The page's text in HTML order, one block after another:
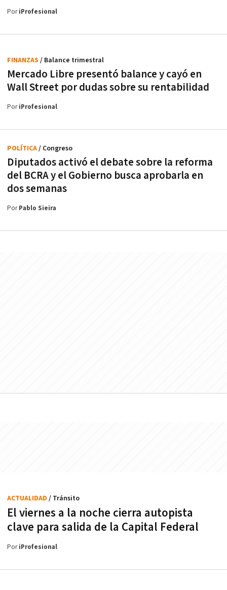
PoriProfesional
Mercado Libre presentó balance y cayó en
Wall Street por dudas sobre su rentabilidad
FINANZAS / Balance trimestral
PoriProfesional
Diputados activó el debate sobre la reforma
del BCRA y el Gobierno busca aprobarla en
dos semanas
POLÍTICA/ Congreso
PorPablo Sieira
El viernes a la noche cierra autopista
clave para salida de la Capital Federal
ACTUALIDAD / Tránsito
PoriProfesional